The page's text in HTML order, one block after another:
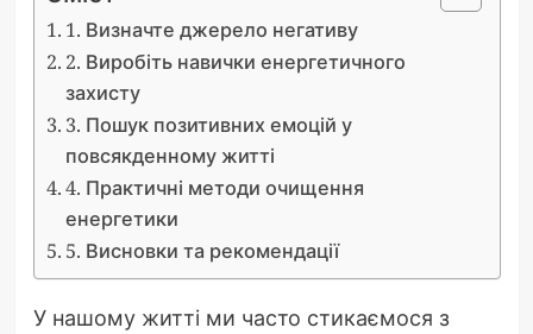
1. Визначте джерело негативу
2. Виробіть навички енергетичного
захисту
3. Пошук позитивних емоцій у
повсякденному житті
4. Практичні методи очищення
енергетики
5. Висновки та рекомендації
У нашому житті ми часто стикаємося з